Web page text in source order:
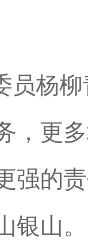
员杨
，更
强的
银山。